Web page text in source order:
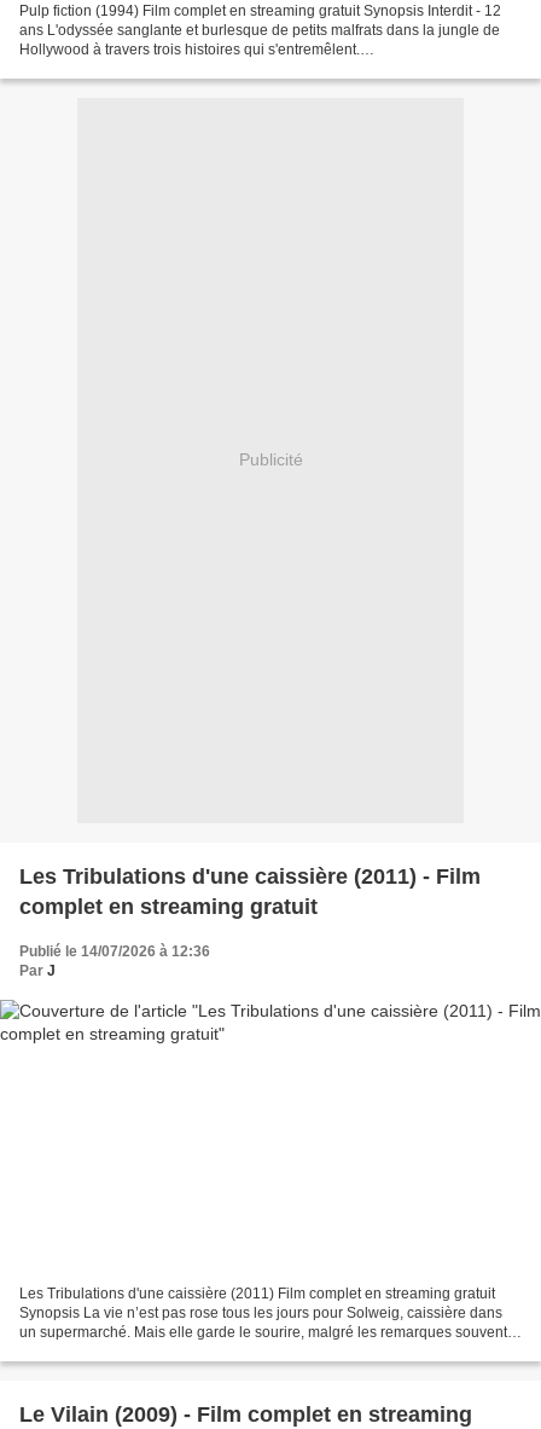
Pulp fiction (1994) Film complet en streaming gratuit Synopsis Interdit - 12
ans L'odyssée sanglante et burlesque de petits malfrats dans la jungle de
Hollywood à travers trois histoires qui s'entremêlent.
Publicité
Les Tribulations d'une caissière (2011) - Film
complet en streaming gratuit
Publié le 14/07/2026 à 12:36
Par J
Les Tribulations d'une caissière (2011) Film complet en streaming gratuit
Synopsis La vie n’est pas rose tous les jours pour Solweig, caissière dans
un supermarché. Mais elle garde le sourire, malgré les remarques souvent
Le Vilain (2009) - Film complet en streaming